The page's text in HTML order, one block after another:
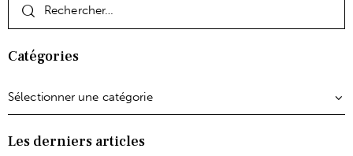
Catégories
Les derniers articles